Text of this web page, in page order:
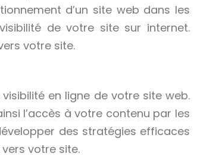
d’un site web dans les
de votre site sur internet.
votre site.
en ligne de votre site web.
l’accès à votre contenu par les
des stratégies efficaces
votre site.